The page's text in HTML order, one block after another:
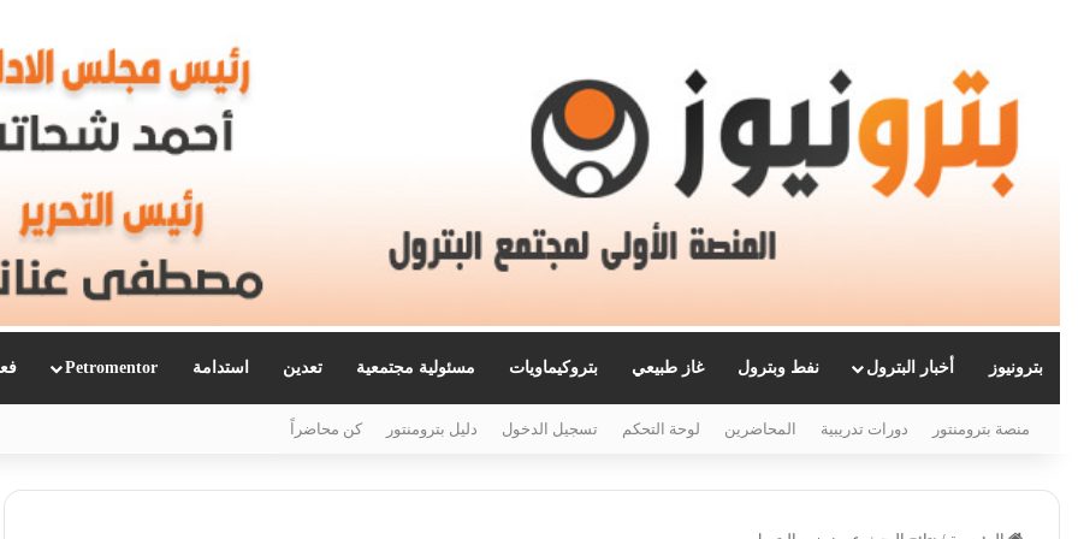
بترونيوز أخبار البترول نفط وبترول غاز طبيعي بتروكيماويات مسئولية مجتمعية تعدين استدامة Petromentor
منصة بترومنتور دورات تدريبية المحاضرين لوحة التحكم تسجيل الدخول دليل بترومنتور كن محاضراً